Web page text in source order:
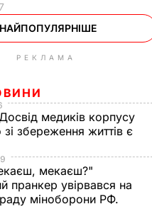
НАЙПОПУЛЯРНІШЕ
РЕКЛАМА
медиків корпусу
зі збереження життів є
мекаєш?"
пранкер увірвався на
міноборони РФ.